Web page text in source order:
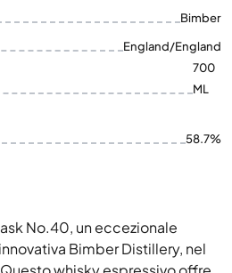
Bimber
England/England
700
ML
58.7%
No.40, un eccezionale
Bimber Distillery, nel